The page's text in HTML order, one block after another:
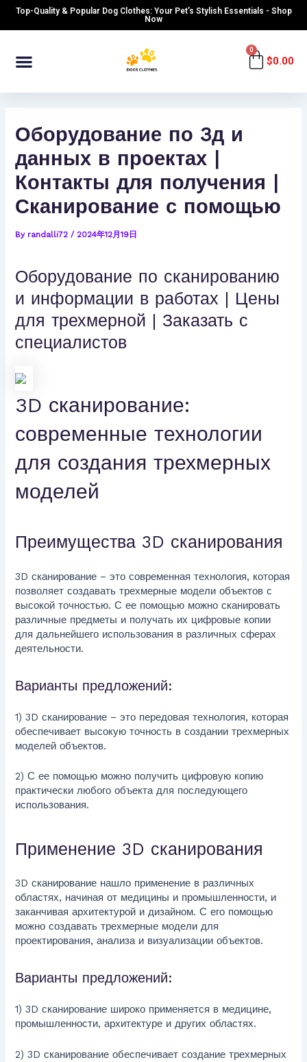
SkipTop-Quality & Popular Dog Clothes: Your Pet’s Stylish Essentials - Shop
Now
Menu $0.00
0 Cart
Оборудование по 3д и
данных в проектах |
Контакты для получения |
Сканирование с помощью
By randalli72 / 2024年12月19日
Оборудование по сканированию
и информации в работах | Цены
для трехмерной | Заказать с
специалистов
3D сканирование:
современные технологии
для создания трехмерных
моделей
Преимущества 3D сканирования
3D сканирование – это современная технология, которая
позволяет создавать трехмерные модели объектов с
высокой точностью. С ее помощью можно сканировать
различные предметы и получать их цифровые копии
для дальнейшего использования в различных сферах
деятельности.
Варианты предложений:
1) 3D сканирование – это передовая технология, которая
обеспечивает высокую точность в создании трехмерных
моделей объектов.
2) С ее помощью можно получить цифровую копию
практически любого объекта для последующего
использования.
Применение 3D сканирования
3D сканирование нашло применение в различных
областях, начиная от медицины и промышленности, и
заканчивая архитектурой и дизайном. С его помощью
можно создавать трехмерные модели для
проектирования, анализа и визуализации объектов.
Варианты предложений:
1) 3D сканирование широко применяется в медицине,
промышленности, архитектуре и других областях.
2) 3D сканирование обеспечивает создание трехмерных
Post